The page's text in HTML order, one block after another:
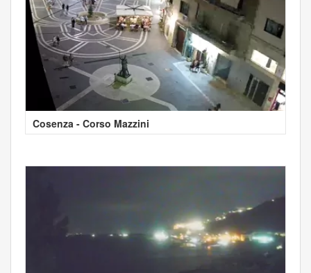
Cosenza - Corso Mazzini